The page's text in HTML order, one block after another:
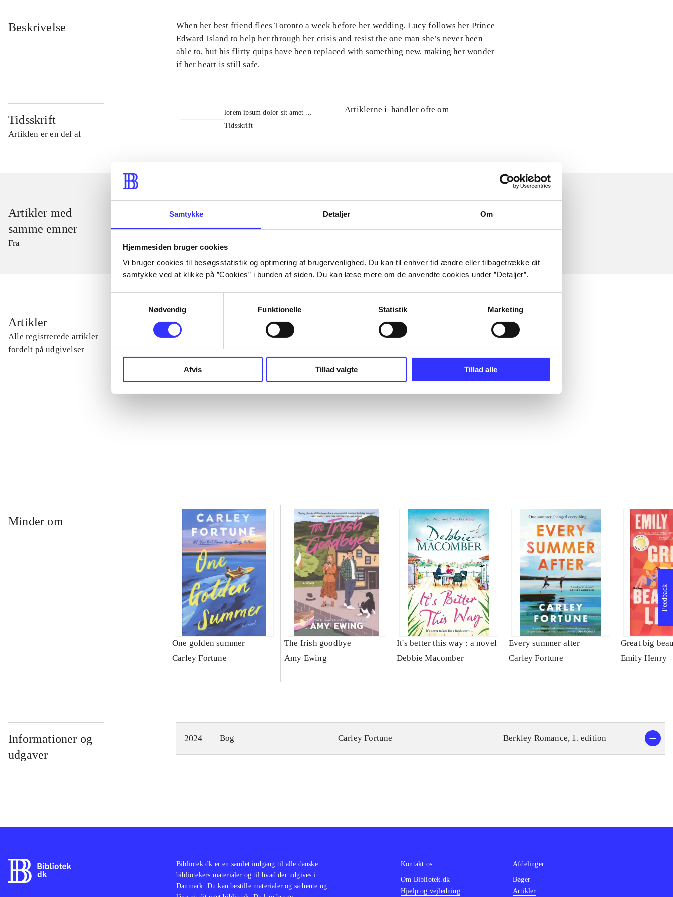
Samtykke Detaljer Om
Hjemmesiden bruger cookies
Vi bruger cookies til besøgsstatistik og optimering af brugervenlighed. Du kan til enhver tid ændre eller tilbagetrække dit
samtykke ved at klikke på ”Cookies” i bunden af siden. Du kan læse mere om de anvendte cookies under ”Detaljer”.
Nødvendig
Funktionelle Statistik Marketing
Afvis Tillad valgte Tillad alle
Beskrivelse
When her best friend flees Toronto a week before her wedding, Lucy follows her Prince
Edward Island to help her through her crisis and resist the one man she’s never been
able to, but his flirty quips have been replaced with something new, making her wonder
if her heart is still safe.
Tidsskrift
Artiklen er en del af
lorem ipsum dolor sit amet ...
Tidsskrift
Artiklerne i handler ofte om
Artikler med
samme emner
Fra
Artikler
Alle registrerede artikler
fordelt på udgivelser
...
...
...
Minder om
One golden summer
Carley Fortune
The Irish goodbye
Amy Ewing
It's better this way : a novel
Debbie Macomber
Every summer after
Carley Fortune
Great big
Emily Henry
Informationer og
udgaver
2024 Bog Carley Fortune Berkley Romance, 1. edition
Feedback
Bibliotek.dk er en samlet indgang til alle danske
bibliotekers materialer og til hvad der udgives i
Danmark. Du kan bestille materialer og så hente og
Kontakt os
Om Bibliotek.dk
Hjælp og vejledning
Afdelinger
Bøger
Artikler